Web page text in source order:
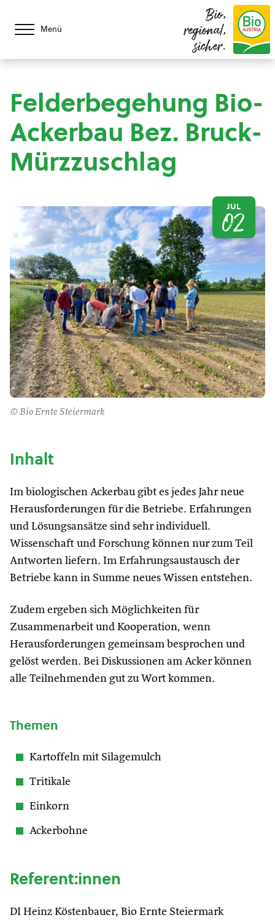
Menü
Bio,
regional,
sicher.
Felderbegehung Bio-
Ackerbau Bez. Bruck-
Mürzzuschlag
© Bio Ernte Steiermark
JUL
02
Inhalt
Im biologischen Ackerbau gibt es jedes Jahr neue
Herausforderungen für die Betriebe. Erfahrungen
und Lösungsansätze sind sehr individuell.
Wissenschaft und Forschung können nur zum Teil
Antworten liefern. Im Erfahrungsaustausch der
Betriebe kann in Summe neues Wissen entstehen.
Zudem ergeben sich Möglichkeiten für
Zusammenarbeit und Kooperation, wenn
Herausforderungen gemeinsam besprochen und
gelöst werden. Bei Diskussionen am Acker können
alle Teilnehmenden gut zu Wort kommen.
Themen
Kartoffeln mit Silagemulch
Tritikale
Einkorn
Ackerbohne
Referent:innen
DI Heinz Köstenbauer, Bio Ernte Steiermark